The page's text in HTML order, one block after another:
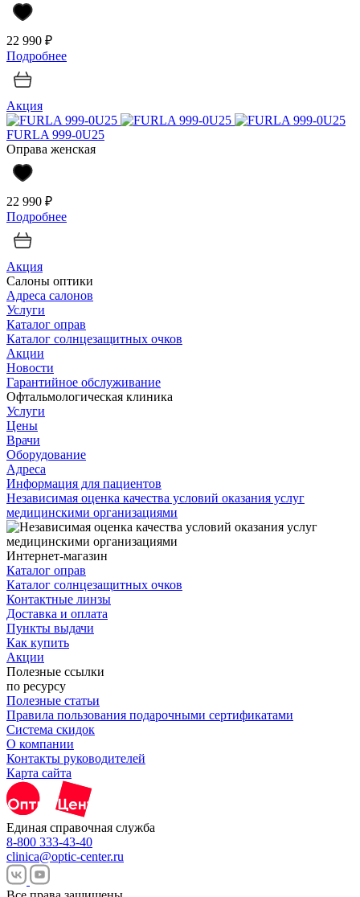
22 990 ₽
Подробнее
Акция
FURLA 999-0U25
Оправа женская
22 990 ₽
Подробнее
Акция
Салоны оптики
Адреса салонов
Услуги
Каталог оправ
Каталог солнцезащитных очков
Акции
Новости
Гарантийное обслуживание
Офтальмологическая клиника
Услуги
Цены
Врачи
Оборудование
Адреса
Информация для пациентов
Независимая оценка качества условий оказания услуг
медицинскими организациями
Интернет-магазин
Каталог оправ
Каталог солнцезащитных очков
Контактные линзы
Доставка и оплата
Пункты выдачи
Как купить
Акции
Полезные ссылки
по ресурсу
Полезные статьи
Правила пользования подарочными сертификатами
Система скидок
О компании
Контакты руководителей
Карта сайта
Единая справочная служба
8-800 333-43-40
clinica@optic-center.ru